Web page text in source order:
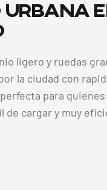
Urbana
ligero y ruedas
la ciudad con
para
de cargar y muy